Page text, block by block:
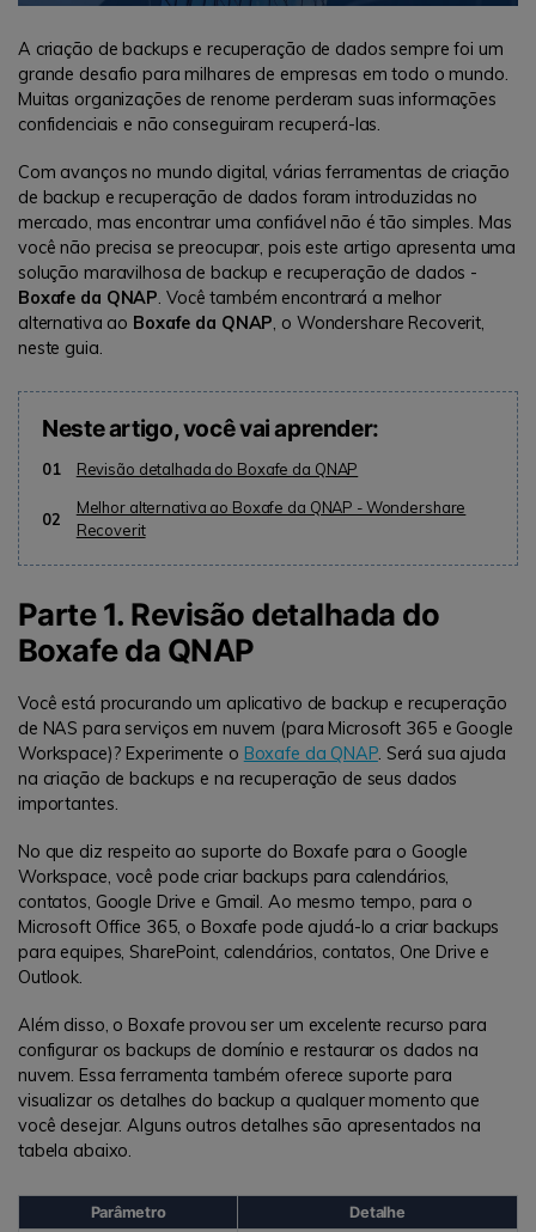
A criação de backups e recuperação de dados sempre foi um
grande desafio para milhares de empresas em todo o mundo.
Muitas organizações de renome perderam suas informações
confidenciais e não conseguiram recuperá-las.
Com avanços no mundo digital, várias ferramentas de criação
de backup e recuperação de dados foram introduzidas no
mercado, mas encontrar uma confiável não é tão simples. Mas
você não precisa se preocupar, pois este artigo apresenta uma
solução maravilhosa de backup e recuperação de dados -
Boxafe da QNAP. Você também encontrará a melhor
alternativa ao Boxafe da QNAP, o Wondershare Recoverit,
neste guia.
Neste artigo, você vai aprender:
01 Revisão detalhada do Boxafe da QNAP
02
Melhor alternativa ao Boxafe da QNAP - Wondershare
Recoverit
Parte 1. Revisão detalhada do
Boxafe da QNAP
Você está procurando um aplicativo de backup e recuperação
de NAS para serviços em nuvem (para Microsoft 365 e Google
Workspace)? Experimente o Boxafe da QNAP. Será sua ajuda
na criação de backups e na recuperação de seus dados
importantes.
No que diz respeito ao suporte do Boxafe para o Google
Workspace, você pode criar backups para calendários,
contatos, Google Drive e Gmail. Ao mesmo tempo, para o
Microsoft Office 365, o Boxafe pode ajudá-lo a criar backups
para equipes, SharePoint, calendários, contatos, One Drive e
Outlook.
Além disso, o Boxafe provou ser um excelente recurso para
configurar os backups de domínio e restaurar os dados na
nuvem. Essa ferramenta também oferece suporte para
visualizar os detalhes do backup a qualquer momento que
você desejar. Alguns outros detalhes são apresentados na
tabela abaixo.
Parâmetro Detalhe